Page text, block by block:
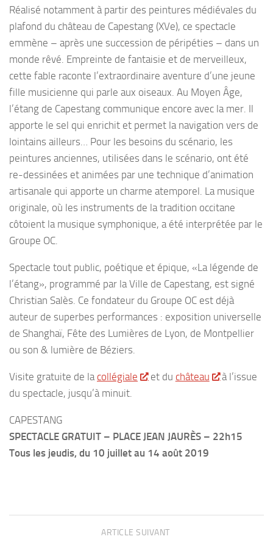
Réalisé notamment à partir des peintures médiévales du
plafond du château de Capestang (XVe), ce spectacle
emmène – après une succession de péripéties – dans un
monde rêvé. Empreinte de fantaisie et de merveilleux,
cette fable raconte l’extraordinaire aventure d’une jeune
fille musicienne qui parle aux oiseaux. Au Moyen Âge,
l’étang de Capestang communique encore avec la mer. Il
apporte le sel qui enrichit et permet la navigation vers de
lointains ailleurs… Pour les besoins du scénario, les
peintures anciennes, utilisées dans le scénario, ont été
re-dessinées et animées par une technique d’animation
artisanale qui apporte un charme atemporel. La musique
originale, où les instruments de la tradition occitane
côtoient la musique symphonique, a été interprétée par le
Groupe OC.
Spectacle tout public, poétique et épique, «La légende de
l’étang», programmé par la Ville de Capestang, est signé
Christian Salès. Ce fondateur du Groupe OC est déjà
auteur de superbes performances : exposition universelle
de Shanghaï, Fête des Lumières de Lyon, de Montpellier
ou son & lumière de Béziers.
Visite gratuite de la collégiale et du château
à l’issue
du spectacle, jusqu’à minuit.
CAPESTANG
SPECTACLE GRATUIT – PLACE JEAN JAURÈS – 22h15
Tous les jeudis, du 10 juillet au 14 août 2019
ARTICLE SUIVANT